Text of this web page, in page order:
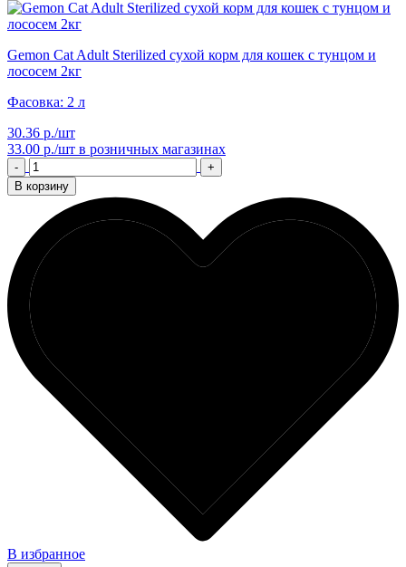
Gemon Cat Adult Sterilized сухой корм для кошек с тунцом и
лососем 2кг
Фасовка: 2 л
30.36 р./шт
33.00 р./шт в розничных магазинах
-
+
В корзину
В избранное